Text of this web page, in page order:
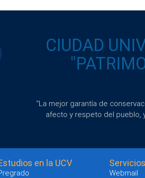
CIUDAD
"La mejor garantía de
afecto y respeto del pueblo,
en la UCV
Webmail